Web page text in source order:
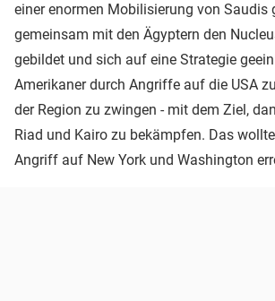
einer enormen Mobilisierung von Saudis
gemeinsam mit den Ägyptern den
gebildet und sich auf eine Strategie
Amerikaner durch Angriffe auf die USA
der Region zu zwingen - mit dem Ziel,
Riad und Kairo zu bekämpfen. Das
Angriff auf New York und Washington